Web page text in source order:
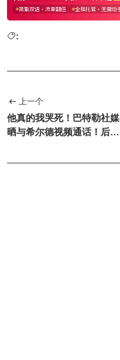
:
上一个
他真的我哭死！巴特勒社媒
晒与希尔德视频通话！后者